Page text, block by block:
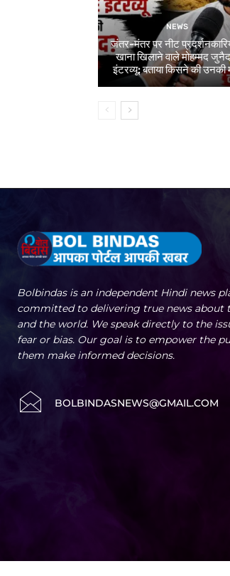
NEWS
जंतर-मंतर पर नीट
खाना खिलाने वाले मोहम्मद
इंटरव्यू: बताया किसने की उनकी
Bolbindas is an independent Hindi news
committed to delivering true news about
and the world. We speak directly to the
fear or bias. Our goal is to empower the
them make informed decisions.
BOLBINDASNEWS@GMAIL.COM